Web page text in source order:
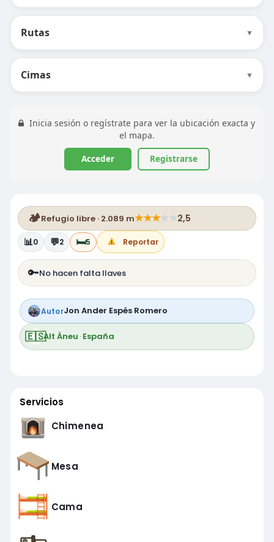
Rutas ▼
Cimas ▼
Inicia sesión o regístrate para ver la ubicación exacta y
el mapa.
Acceder Registrarse
🏕️Refugio libre · 2.089 m★★★★ ★2,5
📊0 💬2 🛏️5 Reportar
🔑No hacen falta llaves
AutorJon Ander Espés Romero
🇪🇸Alt Àneu ·España
Servicios
Chimenea
Mesa
Cama